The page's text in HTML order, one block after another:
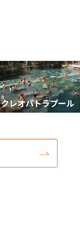
クレオパトラプール